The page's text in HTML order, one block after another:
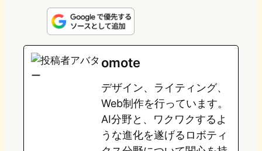
n
e
s
t
o
d
o
n
u
e
s
y
e
o
o
k
e
a
omote
デザイン、ライティング、
Web制作を行っています。
AI分野と、ワクワクするよ
うな進化を遂げるロボティ